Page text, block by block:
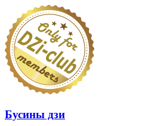
Перейти
содержимому
Бусины дзи